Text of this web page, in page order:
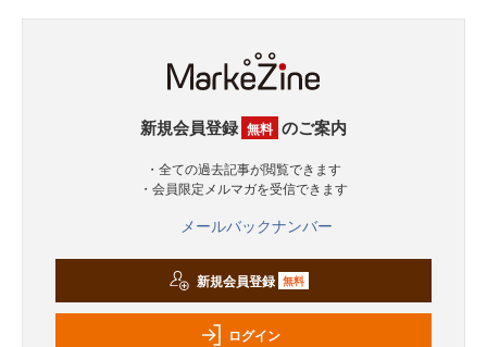
新規会員登録 無料 のご案内
・全ての過去記事が閲覧できます
・会員限定メルマガを受信できます
メールバックナンバー
新規会員登録 無料
ログイン